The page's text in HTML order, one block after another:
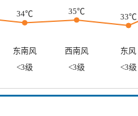
34℃ 35℃
33℃
东南风 西南风
东风
<3级 <3级 <3级